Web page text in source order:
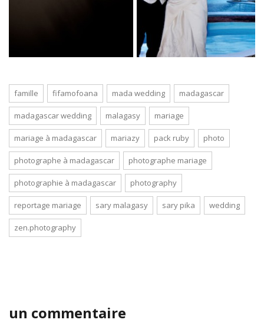
famille fifamofoana mada wedding madagascar
madagascar wedding malagasy mariage
mariage à madagascar mariazy pack ruby photo
photographe à madagascar photographe mariage
photographie à madagascar photography
reportage mariage sary malagasy sary pika wedding
zen.photography
un commentaire